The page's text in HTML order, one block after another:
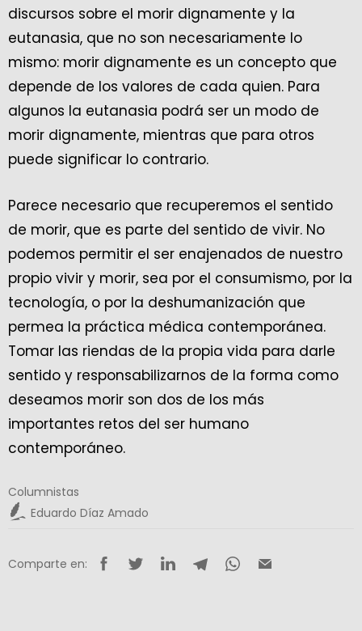
discursos sobre el morir dignamente y la
eutanasia, que no son necesariamente lo
mismo: morir dignamente es un concepto que
depende de los valores de cada quien. Para
algunos la eutanasia podrá ser un modo de
morir dignamente, mientras que para otros
puede significar lo contrario.
Parece necesario que recuperemos el sentido
de morir, que es parte del sentido de vivir. No
podemos permitir el ser enajenados de nuestro
propio vivir y morir, sea por el consumismo, por la
tecnología, o por la deshumanización que
permea la práctica médica contemporánea.
Tomar las riendas de la propia vida para darle
sentido y responsabilizarnos de la forma como
deseamos morir son dos de los más
importantes retos del ser humano
contemporáneo.
Columnistas
Eduardo Díaz Amado
Comparte en: